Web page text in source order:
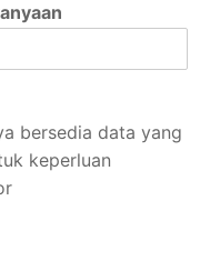
bersedia data yang
keperluan